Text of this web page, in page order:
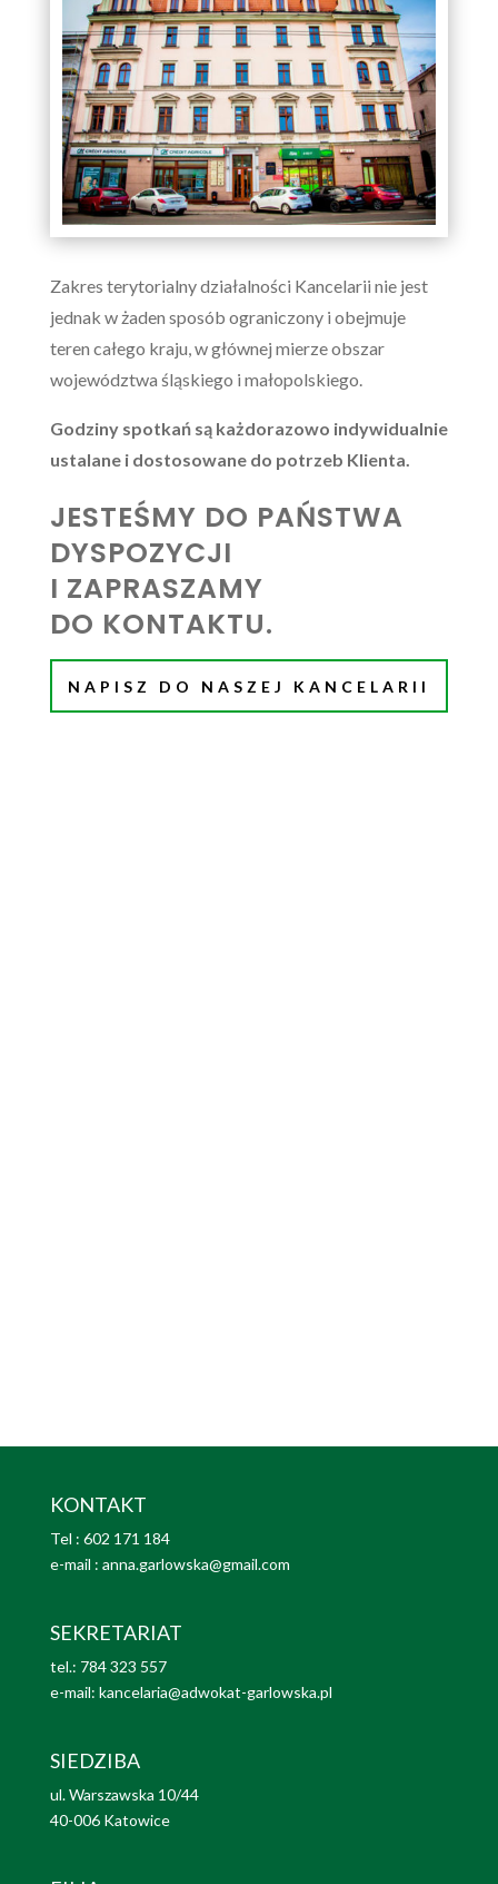
Zakres terytorialny działalności Kancelarii nie jest
jednak w żaden sposób ograniczony i obejmuje
teren całego kraju, w głównej mierze obszar
województwa śląskiego i małopolskiego.
Godziny spotkań są każdorazowo indywidualnie
ustalane i dostosowane do potrzeb Klienta.
JESTEŚMY DO PAŃSTWA
DYSPOZYCJI
I ZAPRASZAMY
DO KONTAKTU.
NAPISZ DO NASZEJ KANCELARII
KONTAKT
Tel : 602 171 184
e-mail : anna.garlowska@gmail.com
SEKRETARIAT
tel.: 784 323 557
e-mail: kancelaria@adwokat-garlowska.pl
SIEDZIBA
ul. Warszawska 10/44
40-006 Katowice